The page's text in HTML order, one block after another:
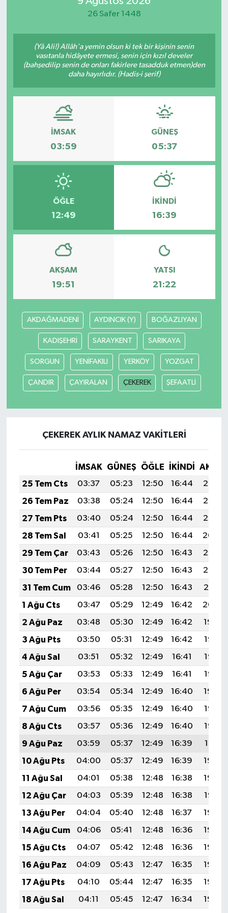
26 Safer 1448
(Yâ Ali!) Allâh'a yemin olsun ki tek bir kişinin senin
vasıtanla hidâyete ermesi, senin için kızıl develer
(bahşedilip senin de onları fakirlere tasadduk etmen)den
daha hayırlıdır. (Hadis-i şerif)
İMSAK
03:59
GÜNEŞ
05:37
ÖĞLE
12:49
İKINDI
16:39
AKŞAM
19:51
YATSI
21:22
AKDAĞMADENİ AYDINCIK (Y) BOĞAZLIYAN
KADIŞEHRİ SARAYKENT SARIKAYA
SORGUN YENİFAKILI YERKÖY YOZGAT
ÇANDIR ÇAYIRALAN ÇEKEREK ŞEFAATLİ
ÇEKEREK AYLIK NAMAZ VAKITLERI
İMSAK GÜNEŞ ÖĞLE İKINDI
25 Tem Cts
03:37 05:23 12:50 16:44
20:07
26 Tem Paz
03:38 05:24 12:50 16:44
20:06
27 Tem Pts
03:40 05:24 12:50 16:44
20:05
28 Tem Sal
03:41 05:25 12:50 16:44
20:04
29 Tem Çar
03:43 05:26 12:50 16:43
20:03
30 Tem Per
03:44 05:27 12:50 16:43
20:02
31 Tem Cum
03:46 05:28 12:50 16:43
20:01
1 Ağu Cts
03:47 05:29 12:49 16:42
20:00
2 Ağu Paz
03:48 05:30 12:49 16:42
19:59
3 Ağu Pts
03:50 05:31 12:49 16:42
19:58
4 Ağu Sal
03:51 05:32 12:49 16:41
19:57
5 Ağu Çar
03:53 05:33 12:49 16:41
19:56
6 Ağu Per
03:54 05:34 12:49 16:40
19:54
7 Ağu Cum
03:56 05:35 12:49 16:40
19:53
8 Ağu Cts
03:57 05:36 12:49 16:40
19:52
9 Ağu Paz
03:59 05:37 12:49 16:39
19:51
10 Ağu Pts
04:00 05:37 12:49 16:39
19:50
11 Ağu Sal
04:01 05:38 12:48 16:38
19:48
12 Ağu Çar
04:03 05:39 12:48 16:38
19:47
13 Ağu Per
04:04 05:40 12:48 16:37
19:46
14 Ağu Cum
04:06 05:41 12:48 16:36
19:44
15 Ağu Cts
04:07 05:42 12:48 16:36
19:43
16 Ağu Paz
04:09 05:43 12:47 16:35
19:42
17 Ağu Pts
04:10 05:44 12:47 16:35
19:40
18 Ağu Sal
04:11 05:45 12:47 16:34
19:39
Özel
Resmi İlanlar
Sağlık
Siyaset
Yerel Yönetimler